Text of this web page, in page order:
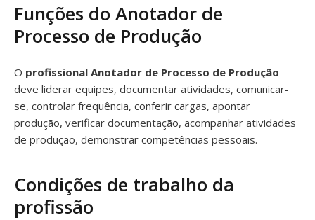
Funções do Anotador de
Processo de Produção
O profissional Anotador de Processo de Produção
deve liderar equipes, documentar atividades, comunicar-
se, controlar frequência, conferir cargas, apontar
produção, verificar documentação, acompanhar atividades
de produção, demonstrar competências pessoais.
Condições de trabalho da
profissão